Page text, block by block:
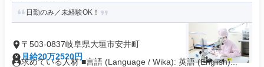
日勤のみ／未経験OK！
〒503-0837岐阜県大垣市安井町
月給20万2520円
求めている人材 ■言語 (Language / Wika): 英語 (English)...